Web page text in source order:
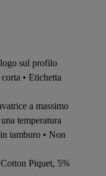
sul profilo
• Etichetta
a massimo
temperatura
tamburo • Non
Piquet, 5%